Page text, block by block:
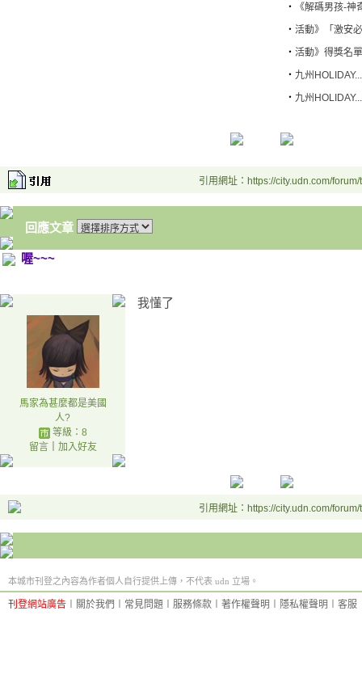
‧
《解碼男孩-神
‧ 活動》「激安
‧ 活動》得獎名
‧ 九州HOLIDAY...
‧ 九州HOLIDAY...
引用網址：https://city.udn.com/
回應文章
喔~~~
馬家為甚麼都是美國
人?
等級：8
留言｜ 加入好友
我懂了
引用網址：https://city.udn.com/
本城市刊登之內容為作者個人自行提供上傳，不代表 udn 立場。
刊登網站廣告 關於我們 常見問題 服務條款 著作權聲明 隱私權聲明 客服